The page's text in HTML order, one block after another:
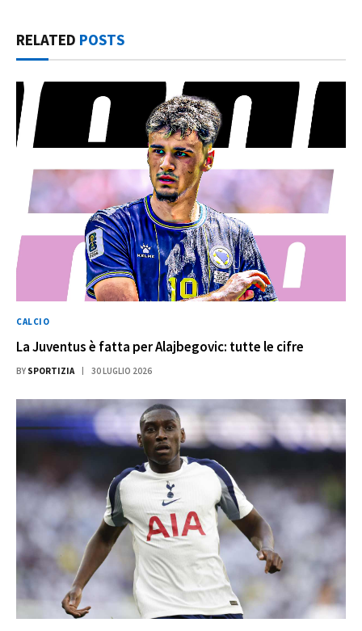
RELATED POSTS
CALCIO
La Juventus è fatta per Alajbegovic: tutte le cifre
BY SPORTIZIA 30 LUGLIO 2026